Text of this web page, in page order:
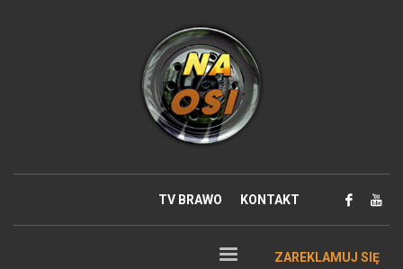
TV BRAWO KONTAKT
ZAREKLAMUJ SIĘ